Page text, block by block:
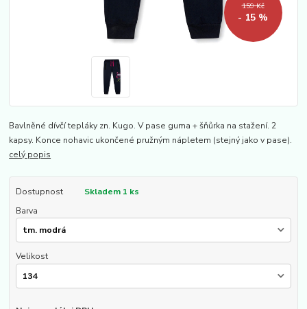
159 Kč
- 15 %
Bavlněné dívčí tepláky zn. Kugo. V pase guma + šňůrka na stažení. 2
kapsy. Konce nohavic ukončené pružným nápletem (stejný jako v pase).
celý popis
Dostupnost
Skladem 1 ks
Barva
Velikost